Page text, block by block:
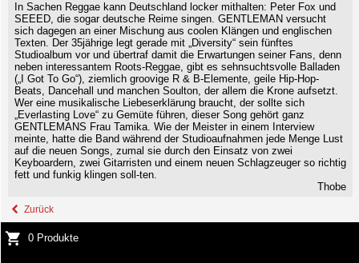
In Sachen Reggae kann Deutschland locker mithalten: Peter Fox und
SEEED, die sogar deutsche Reime singen. GENTLEMAN versucht
sich dagegen an einer Mischung aus coolen Klängen und englischen
Texten. Der 35jährige legt gerade mit „Diversity“ sein fünftes
Studioalbum vor und übertraf damit die Erwartungen seiner Fans, denn
neben interessantem Roots-Reggae, gibt es sehnsuchtsvolle Balladen
(„I Got To Go“), ziemlich groovige R & B-Elemente, geile Hip-Hop-
Beats, Dancehall und manchen Soulton, der allem die Krone aufsetzt.
Wer eine musikalische Liebeserklärung braucht, der sollte sich
„Everlasting Love“ zu Gemüte führen, dieser Song gehört ganz
GENTLEMANS Frau Tamika. Wie der Meister in einem Interview
meinte, hatte die Band während der Studioaufnahmen jede Menge Lust
auf die neuen Songs, zumal sie durch den Einsatz von zwei
Keyboardern, zwei Gitarristen und einem neuen Schlagzeuger so richtig
fett und funkig klingen soll-ten.
Thobe
Zurück
0 Produkte